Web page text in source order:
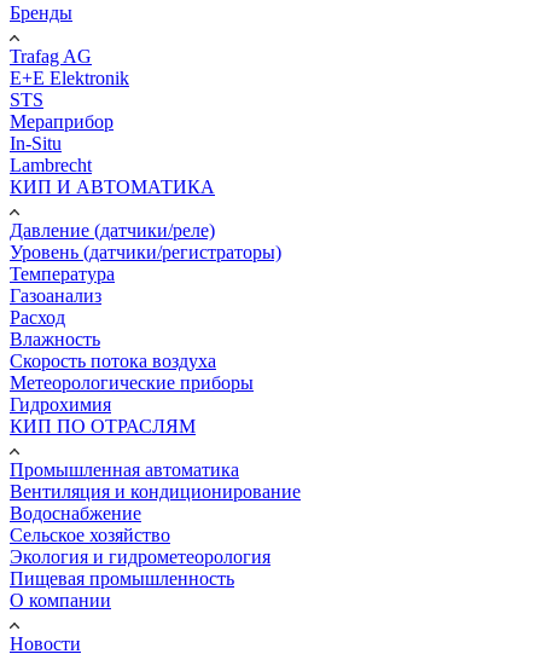
Бренды
Trafag AG
E+E Elektronik
STS
Мераприбор
In-Situ
Lambrecht
КИП И АВТОМАТИКА
Давление (датчики/реле)
Уровень (датчики/регистраторы)
Температура
Газоанализ
Расход
Влажность
Скорость потока воздуха
Метеорологические приборы
Гидрохимия
КИП ПО ОТРАСЛЯМ
Промышленная автоматика
Вентиляция и кондиционирование
Водоснабжение
Сельское хозяйство
Экология и гидрометеорология
Пищевая промышленность
О компании
Новости